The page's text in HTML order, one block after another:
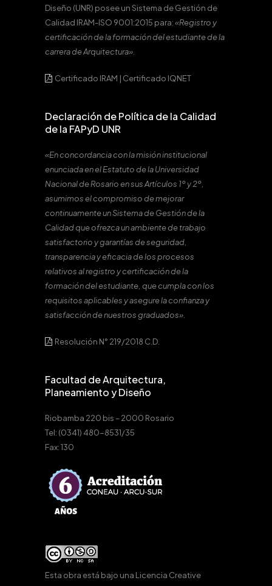
Diseño (UNR) posee un Sistema de Gestión de
Calidad IRAM-ISO 9001:2015 para:«Registro y
certificación de la formación del estudiante de la
carrera de Arquitectura».
Certificado IRAM | Certificado IQNET
Declaración de Política de la Calidad
de la FAPyD UNR
«En concordancia con la misión institucional
enunciada en el Estatuto de la Universidad
Nacional de Rosario en sus Artículos 1º y 2º,
asumimos el compromiso de mejorar
continuamente un Sistema de Gestión de la
Calidad que ofrezca un ambiente de trabajo
satisfactorio y garantías de seguridad,
transparencia y eficacia de los procesos
relativos al registro y certificación de la
formación del estudiante, que cumpla con los
requisitos aplicables y asegure la confianza y
satisfacción de nuestros graduados».
Resolución N° 219/2018 C.D.
Facultad de Arquitectura,
Planeamiento y Diseño
Riobamba 220 bis – 2000 Rosario
Tel: (0341) 480-8531/35
Fax: 130
Esta obra está bajo una Licencia Creative